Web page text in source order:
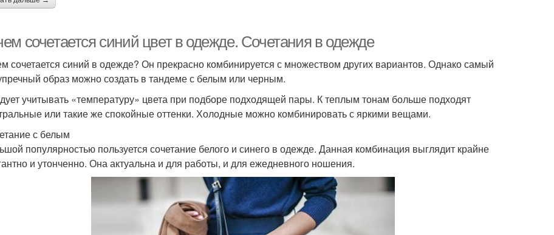
сочетается синий цвет в одежде. Сочетания в одежде
сочетается синий в одежде? Он прекрасно комбинируется с множеством других вариантов. Однако самый
образ можно создать в тандеме с белым или черным.
учитывать «температуру» цвета при подборе подходящей пары. К теплым тонам больше подходят
или такие же спокойные оттенки. Холодные можно комбинировать с яркими вещами.
с белым
популярностью пользуется сочетание белого и синего в одежде. Данная комбинация выглядит крайне
и утонченно. Она актуальна и для работы, и для ежедневного ношения.